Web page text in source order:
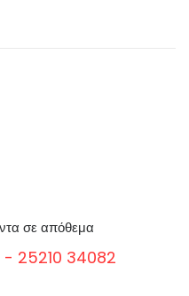
σε απόθεμα
- 25210 34082